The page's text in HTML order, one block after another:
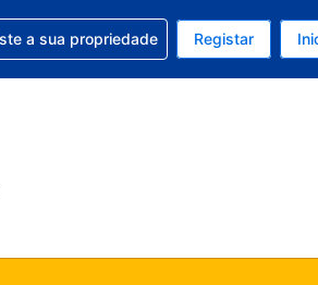
moeda atual é EUR
O seu idioma atual é Português
ajuda com a sua reserva
a sua propriedade Registar